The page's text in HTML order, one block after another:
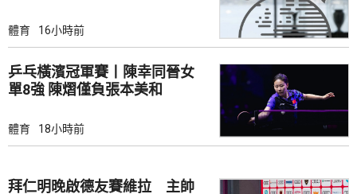
體育 16小時前
乒乓橫濱冠軍賽丨陳幸同晉女
單8強 陳熠僅負張本美和
體育 18小時前
拜仁明晚啟德友賽維拉 主帥